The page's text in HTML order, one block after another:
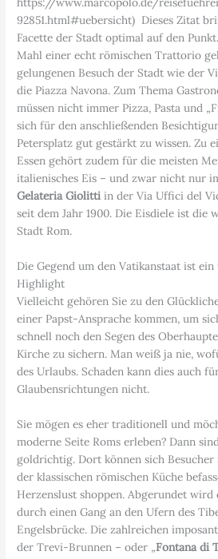
92851.html#uebersicht) Dieses Zitat
Facette der Stadt optimal auf den
Mahl einer echt römischen Trattorio
gelungenen Besuch der Stadt wie der
die Piazza Navona. Zum Thema
müssen nicht immer Pizza, Pasta und
sich für den anschließenden
Petersplatz gut gestärkt zu wissen. Zu
Essen gehört zudem für die meisten
italienisches Eis – und zwar nicht nur
Gelateria Giolitti in der Via Uffici del
seit dem Jahr 1900. Die Eisdiele ist die
Stadt Rom.
Die Gegend um den Vatikanstaat ist
Highlight
Vielleicht gehören Sie zu den
einer Papst-Ansprache kommen, um
schnell noch den Segen des
Kirche zu sichern. Man weiß ja nie,
des Urlaubs. Schaden kann dies auch
Glaubensrichtungen nicht.
Sie mögen es eher traditionell und
moderne Seite Roms erleben? Dann
goldrichtig. Dort können sich
der klassischen römischen Küche
Herzenslust shoppen. Abgerundet wird
durch einen Gang an den Ufern des
Engelsbrücke. Die zahlreichen
der Trevi-Brunnen – oder „Fontana di